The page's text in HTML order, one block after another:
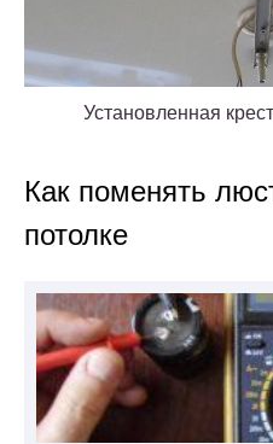
Установленная
Как поменять
потолке